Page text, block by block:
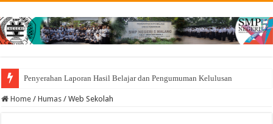
Penyerahan Laporan Hasil Belajar dan Pengumuman Kelulusan
Home / Humas / Web Sekolah